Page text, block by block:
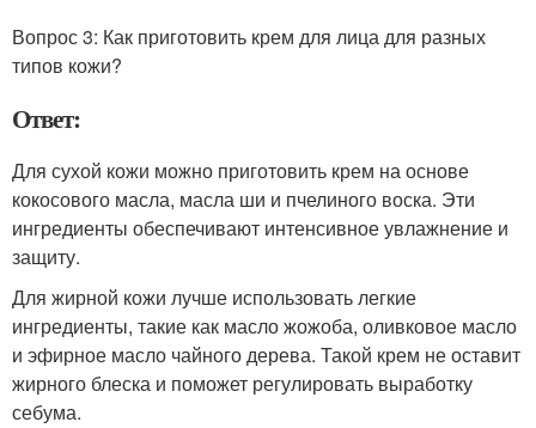
Вопрос 3: Как приготовить крем для лица для разных
типов кожи?
Ответ:
Для сухой кожи можно приготовить крем на основе
кокосового масла, масла ши и пчелиного воска. Эти
ингредиенты обеспечивают интенсивное увлажнение и
защиту.
Для жирной кожи лучше использовать легкие
ингредиенты, такие как масло жожоба, оливковое масло
и эфирное масло чайного дерева. Такой крем не оставит
жирного блеска и поможет регулировать выработку
себума.